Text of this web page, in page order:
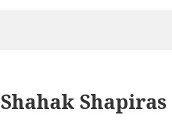
Shahak